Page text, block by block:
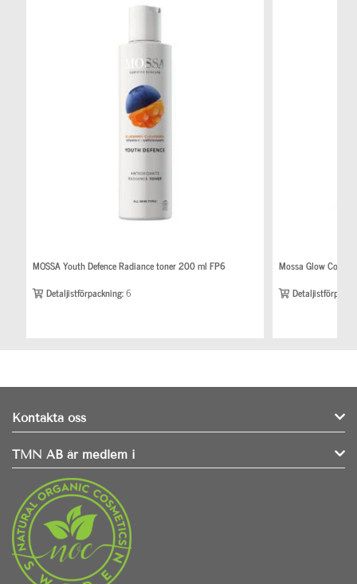
MOSSA Youth Defence Radiance toner 200 ml FP6
Detaljistförpackning:6
Mossa Glow
Kontakta oss
TMN AB är medlem i